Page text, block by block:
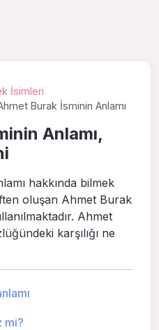
İsimleri
Burak İsminin Anlamı
Anlamı,
hakkında bilmek
oluşan Ahmet Burak
Ahmet
karşılığı ne
mi?